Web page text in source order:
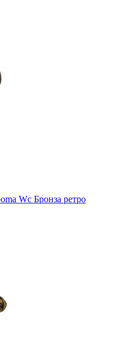
Wc Бронза ретро